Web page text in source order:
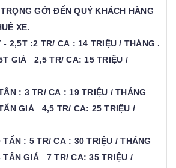
GỞI ĐẾN QUÝ KHÁCH HÀNG
XE.
- 2,5T :2 TR/ CA : 14 TRIỆU / THÁNG .
GIÁ 2,5 TR/ CA: 15 TRIỆU /
: 3 TR/ CA : 19 TRIỆU / THÁNG
GIÁ 4,5 TR/ CA: 25 TRIỆU /
TẤN : 5 TR/ CA : 30 TRIỆU / THÁNG
TẤN GIÁ 7 TR/ CA: 35 TRIỆU /